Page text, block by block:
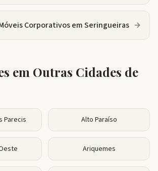
CorporativosemSeringueiras
em Outras Cidades de
Parecis Alto Paraíso
Ariquemes